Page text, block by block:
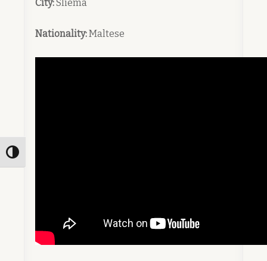
Toggle High Contrast
City:Sliema
Nationality:Maltese